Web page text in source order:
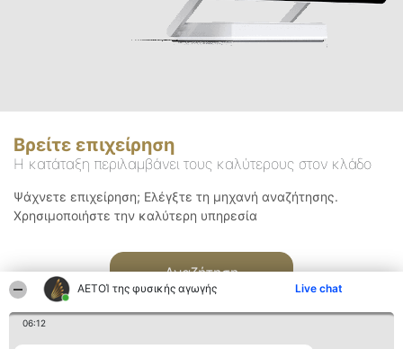
ΑΕΤΟΊ της φυσικής αγωγής Live chat
06:12
Βρείτε επιχείρηση
Η κατάταξη περιλαμβάνει τους καλύτερους στον κλάδο
Ψάχνετε επιχείρηση; Ελέγξτε τη μηχανή αναζήτησης.
Χρησιμοποιήστε την καλύτερη υπηρεσία
Αναζήτηση